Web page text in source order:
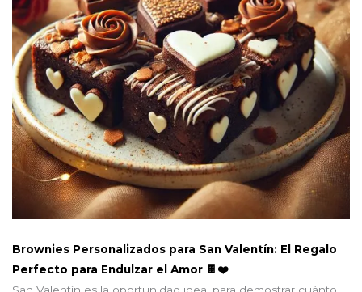
Brownies Personalizados para San Valentín: El Regalo
Perfecto para Endulzar el Amor 🍫❤️